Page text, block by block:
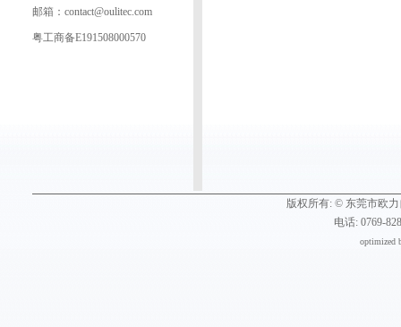
邮箱： contact@oulitec.com
粤工商备E191508000570
版权所有: © 东莞市欧
电话: 0769-
optimized